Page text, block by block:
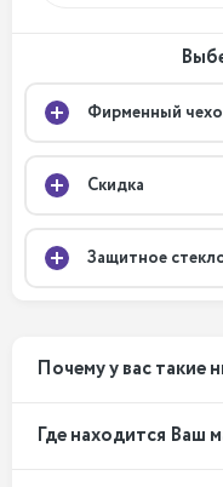
Фирменный
Скидка
Защитное
Почему у вас такие
Где находится Ваш